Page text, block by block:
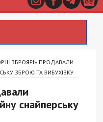
ЗБРОЯРІ» ПРОДАВАЛИ
ЗБРОЮ ТА ВИБУХІВКУ
снайперську